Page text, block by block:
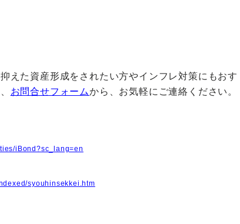
えた資産形成をされたい方やインフレ対策にもおす
お問合せフォームから、お気軽にご連絡ください。
iBond?sc_lang=en
syouhinsekkei.htm